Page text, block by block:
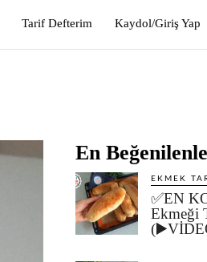
Tarif Defterim Kaydol/Giriş Yap
En
EKMEK
✅EN
Ekmeği